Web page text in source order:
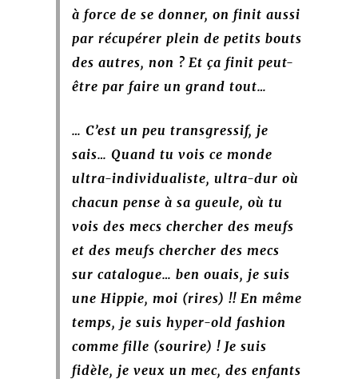
à force de se donner, on finit aussi
par récupérer plein de petits bouts
des autres, non ? Et ça finit peut-
être par faire un grand tout…
… C’est un peu transgressif, je
sais… Quand tu vois ce monde
ultra-individualiste, ultra-dur où
chacun pense à sa gueule, où tu
vois des mecs chercher des meufs
et des meufs chercher des mecs
sur catalogue… ben ouais, je suis
une Hippie, moi (rires) !! En même
temps, je suis hyper-old fashion
comme fille (sourire) ! Je suis
fidèle, je veux un mec, des enfants